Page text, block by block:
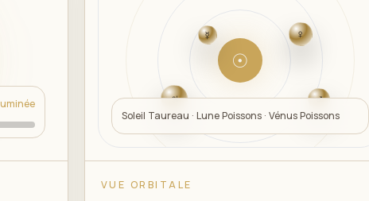
☉
☿ ♀
♂
♃
Soleil Taureau · Lune Poissons · Vénus Poissons
VUE ORBITALE